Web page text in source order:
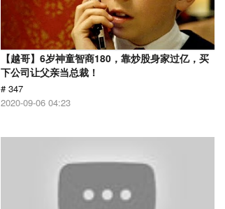
【越哥】6岁神童智商180，靠炒股身家过亿，买
下公司让父亲当总裁！
# 347
2020-09-06 04:23